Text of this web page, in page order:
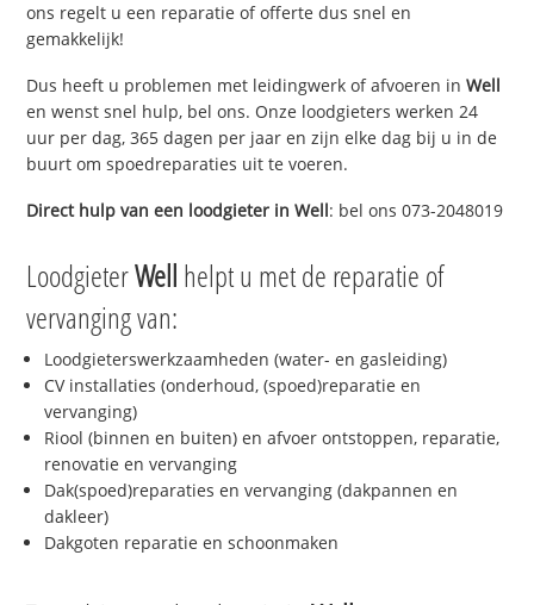
ons regelt u een reparatie of offerte dus snel en
gemakkelijk!
Dus heeft u problemen met leidingwerk of afvoeren inWell
en wenst snel hulp, bel ons. Onze loodgieters werken 24
uur per dag, 365 dagen per jaar en zijn elke dag bij u in de
buurt om spoedreparaties uit te voeren.
Direct hulp van een loodgieter inWell: bel ons 073-2048019
LoodgieterWell helpt u met de reparatie of
vervanging van:
Loodgieterswerkzaamheden (water- en gasleiding)
CV installaties (onderhoud, (spoed)reparatie en
vervanging)
Riool (binnen en buiten) en afvoer ontstoppen, reparatie,
renovatie en vervanging
Dak(spoed)reparaties en vervanging (dakpannen en
dakleer)
Dakgoten reparatie en schoonmaken